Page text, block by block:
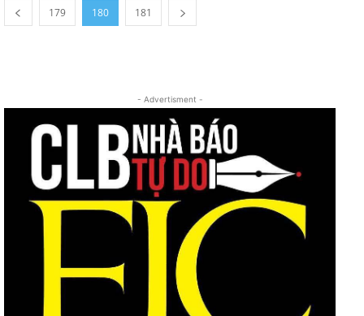
179 180 181
- Advertisment -